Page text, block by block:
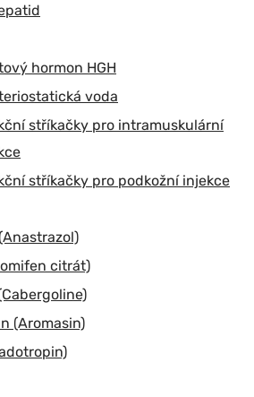
hormon HGH
voda
stříkačky pro intramuskulární
stříkačky pro podkožní injekce
citrát)
(Aromasin)